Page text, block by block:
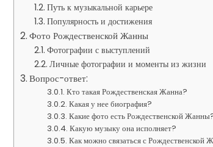
Путь к музыкальной карьере
Популярность и достижения
Фото Рождественской Жанны
Фотографии с выступлений
Личные фотографии и моменты из жизни
Вопрос-ответ:
Кто такая Рождественская Жанна?
Какая у нее биография?
Какие фото есть Рождественской
Какую музыку она исполняет?
Как можно связаться с Рождественской